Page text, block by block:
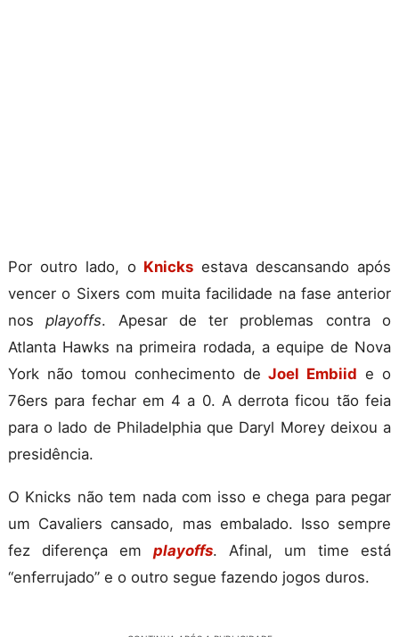
Por outro lado, o Knicks estava descansando após
vencer o Sixers com muita facilidade na fase anterior
nosplayoffs. Apesar de ter problemas contra o
Atlanta Hawks na primeira rodada, a equipe de Nova
York não tomou conhecimento deJoel Embiid e o
76ers para fechar em 4 a 0. A derrota ficou tão feia
para o lado de Philadelphia que Daryl Morey deixou a
presidência.
O Knicks não tem nada com isso e chega para pegar
um Cavaliers cansado, mas embalado. Isso sempre
fez diferença em playoffs. Afinal, um time está
“enferrujado” e o outro segue fazendo jogos duros.